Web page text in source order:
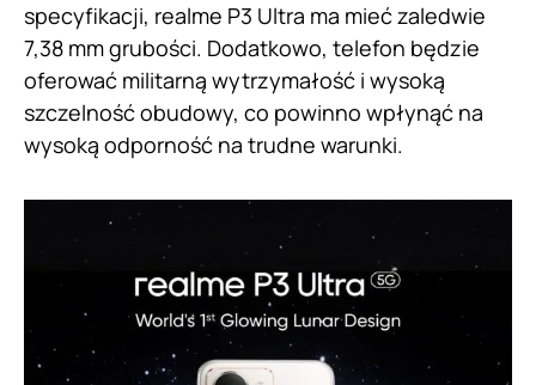
specyfikacji, realme P3 Ultra ma mieć zaledwie
7,38 mm grubości. Dodatkowo, telefon będzie
oferować militarną wytrzymałość i wysoką
szczelność obudowy, co powinno wpłynąć na
wysoką odporność na trudne warunki.